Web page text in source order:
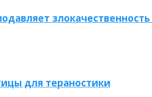
для тераностики